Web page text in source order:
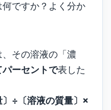
ですか？よく分か
、その溶液の「濃
ーセントで表した
〕÷〔溶液の質量〕×